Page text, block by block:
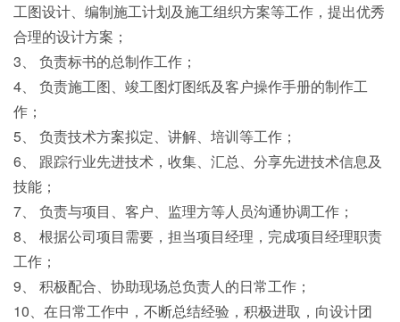
工图设计、编制施工计划及施工组织方案等工作，提出优秀
合理的设计方案；
3、 负责标书的总制作工作；
4、 负责施工图、竣工图灯图纸及客户操作手册的制作工
作；
5、 负责技术方案拟定、讲解、培训等工作；
6、 跟踪行业先进技术，收集、汇总、分享先进技术信息及
技能；
7、 负责与项目、客户、监理方等人员沟通协调工作；
8、 根据公司项目需要，担当项目经理，完成项目经理职责
工作；
9、 积极配合、协助现场总负责人的日常工作；
10、在日常工作中，不断总结经验，积极进取，向设计团